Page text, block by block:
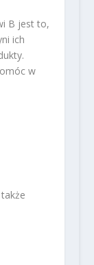
B jest to,
ich
w